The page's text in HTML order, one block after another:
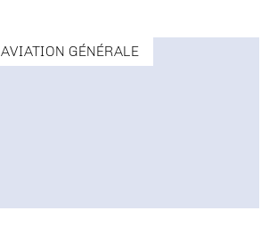
AVIATION GÉNÉRALE